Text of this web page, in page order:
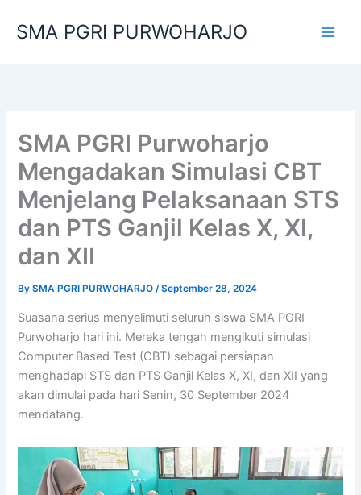
SMA PGRI PURWOHARJO
SMA PGRI Purwoharjo
Mengadakan Simulasi CBT
Menjelang Pelaksanaan STS
dan PTS Ganjil Kelas X, XI,
dan XII
BySMA PGRI PURWOHARJO/September 28, 2024
Suasana serius menyelimuti seluruh siswa SMA PGRI
Purwoharjo hari ini. Mereka tengah mengikuti simulasi
Computer Based Test (CBT) sebagai persiapan
menghadapi STS dan PTS Ganjil Kelas X, XI, dan XII yang
akan dimulai pada hari Senin, 30 September 2024
mendatang.